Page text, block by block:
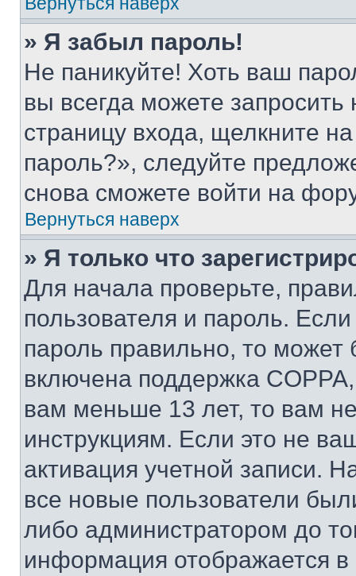
» Я забыл пароль!
Не паникуйте! Хоть ваш
вы всегда можете
страницу входа, щелкните
пароль?», следуйте
снова сможете войти на
Вернуться наверх
» Я только что
Для начала проверьте,
пользователя и пароль.
пароль правильно, то может
включена поддержка
вам меньше 13 лет, то вам
инструкциям. Если это не
активация учетной записи.
все новые пользователи
либо администратором до
информация отображается